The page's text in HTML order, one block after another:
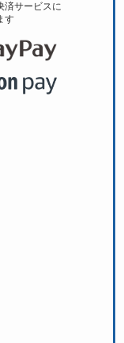
済サービスに
す